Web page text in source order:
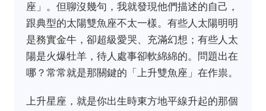
座」。但聊沒幾句，我就發現他們描述的自己，
跟典型的太陽雙魚座不太一樣。有些人太陽明明
是務實金牛，卻超級愛哭、充滿幻想；有些人太
陽是火爆牡羊，待人處事卻軟綿綿的。問題出在
哪？常常就是那關鍵的「上升雙魚座」在作祟。
上升星座，就是你出生時東方地平線升起的那個